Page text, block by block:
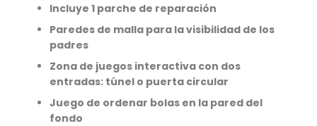
Incluye 1 parche de reparación
Paredes de malla para la visibilidad de los
padres
Zona de juegos interactiva con dos
entradas: túnel o puerta circular
Juego de ordenar bolas en la pared del
fondo